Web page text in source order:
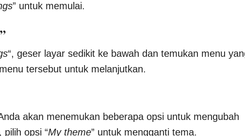
” untuk memulai.
“, geser layar sedikit ke bawah dan temukan menu
tersebut untuk melanjutkan.
akan menemukan beberapa opsi untuk mengubah
opsi “My theme” untuk mengganti tema.